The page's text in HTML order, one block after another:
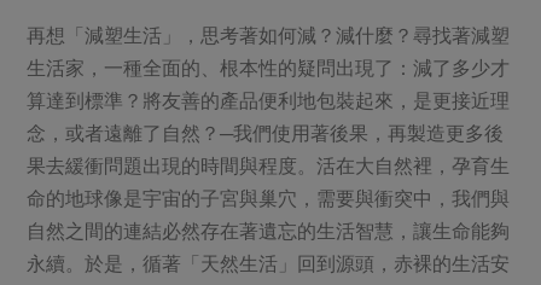
最新產品
優惠專區
素食專區
樂齡友善
節慶大餐
高麗菜海鮮煎餅
媒體報導
下載專區
地區活動
社務會議 地區活動
活動報下載
再想「減塑生活」，思考著如何減？減什麼？尋找著減塑
生活家，一種全面的、根本性的疑問出現了：減了多少才
算達到標準？將友善的產品便利地包裝起來，是更接近理
念，或者遠離了自然？─我們使用著後果，再製造更多後
果去緩衝問題出現的時間與程度。活在大自然裡，孕育生
命的地球像是宇宙的子宮與巢穴，需要與衝突中，我們與
自然之間的連結必然存在著遺忘的生活智慧，讓生命能夠
永續。於是，循著「天然生活」回到源頭，赤裸的生活安